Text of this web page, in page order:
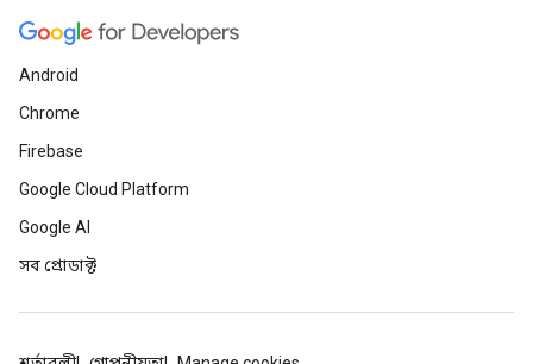
Android
Chrome
Firebase
Google Cloud Platform
Google AI
সব প্রোডাক্ট